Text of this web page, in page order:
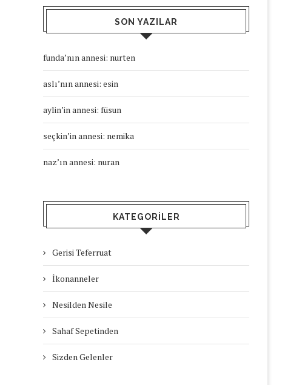
SON YAZILAR
funda’nın annesi: nurten
aslı’nın annesi: esin
aylin’in annesi: füsun
seçkin’in annesi: nemika
naz’ın annesi: nuran
KATEGORILER
Gerisi Teferruat
İkonanneler
Nesilden Nesile
Sahaf Sepetinden
Sizden Gelenler